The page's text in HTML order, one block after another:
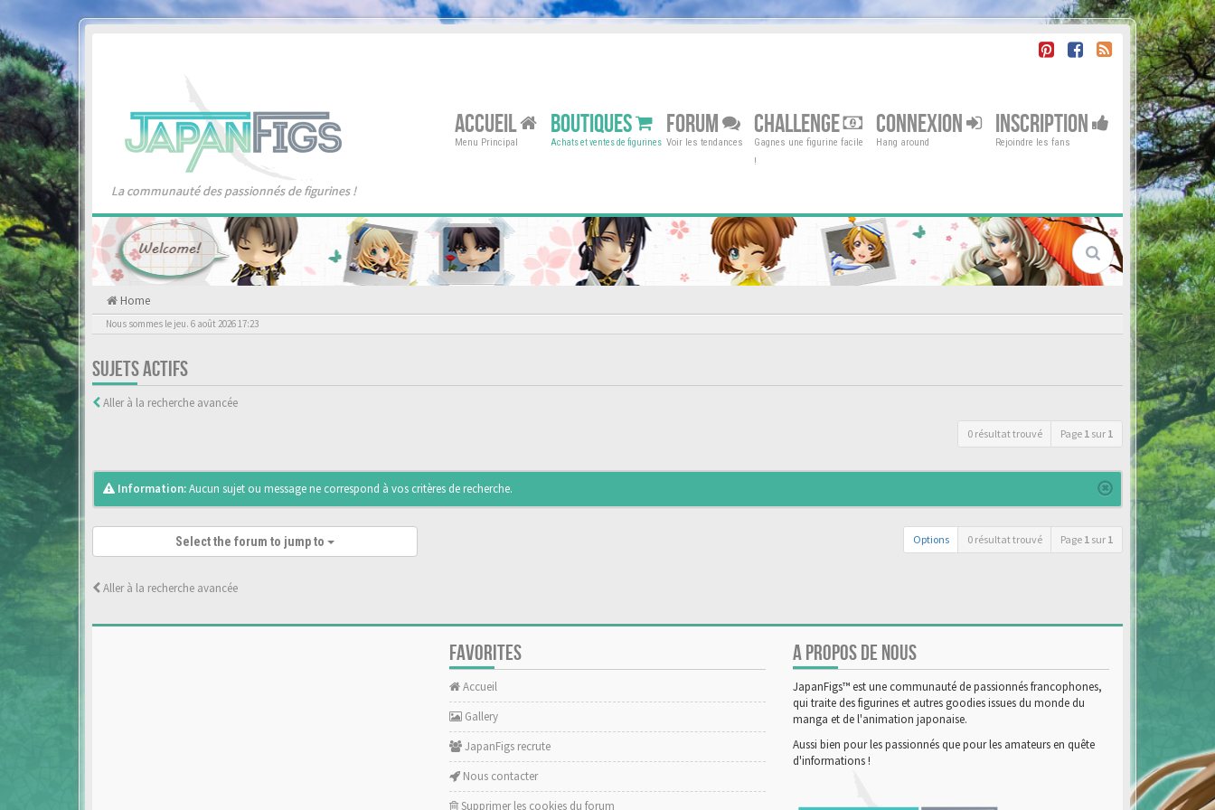
La communauté des passionnés de figurines !
ACCUEIL
Menu Principal
BOUTIQUES
Achats et ventes de figurines
FORUM
Voir les tendances
CHALLENGE
Gagnes une figurine facile
!
CONNEXION
Hang around
INSCRIPTION
Rejoindre les fans
Home
Nous sommes le jeu. 6 août 2026 17:23
SUJETS ACTIFS
Aller à la recherche avancée
0 résultat trouvé Page 1 sur 1
Information:Aucun sujet ou message ne correspond à vos critères de recherche.
Options 0 résultat trouvé Page 1 sur 1
Select the forum to jump to
Aller à la recherche avancée
FAVORITES
Accueil
Gallery
JapanFigs recrute
Nous contacter
Supprimer les cookies du forum
A PROPOS DE NOUS
JapanFigs™ est une communauté de passionnés francophones,
qui traite des figurines et autres goodies issues du monde du
manga et de l'animation japonaise.
Aussi bien pour les passionnés que pour les amateurs en quête
d'informations !